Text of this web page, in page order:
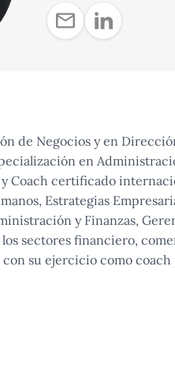
de Negocios y en
en
Coach certificado
Estrategias
y Finanzas,
los sectores financiero,
su ejercicio como coach